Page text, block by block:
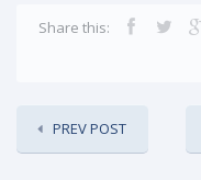
Share this:
PREV POST